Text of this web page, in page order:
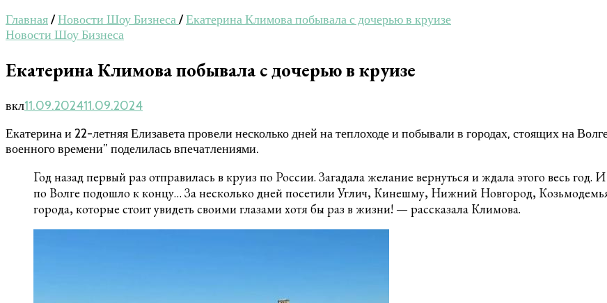
Главная/Новости Шоу Бизнеса/Екатерина Климова побывала с дочерью в круизе
Новости Шоу Бизнеса
Екатерина Климова побывала с дочерью в круизе
вкл11.09.202411.09.2024
Екатерина и 22-летняя Елизавета провели несколько дней на теплоходе и побывали в городах, стоящих на
военного времени” поделилась впечатлениями.
Год назад первый раз отправилась в круиз по России. Загадала желание вернуться и ждала этого весь
по Волге подошло к концу… За несколько дней посетили Углич, Кинешму, Нижний Новгород,
города, которые стоит увидеть своими глазами хотя бы раз в жизни! — рассказала Климова.